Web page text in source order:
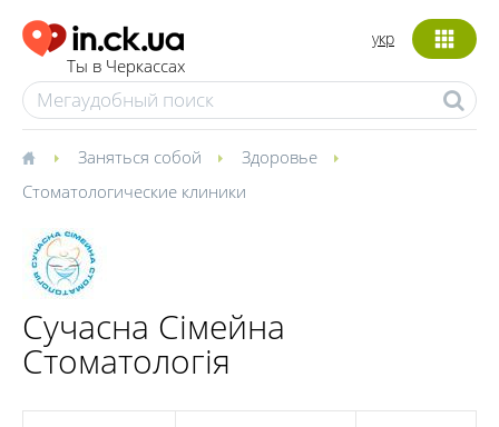
Ты в Черкассах
укр
Заняться собой
Здоровье
Стоматологические клиники
Сучасна Сімейна
Стоматологія